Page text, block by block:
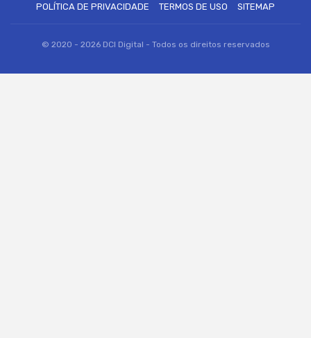
POLÍTICA DE PRIVACIDADE
TERMOS DE USO SITEMAP
© 2020 - 2026 DCI Digital - Todos os direitos reservados